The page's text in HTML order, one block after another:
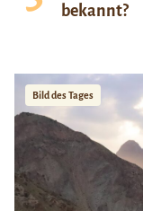
bekannt?
Bild des Tages